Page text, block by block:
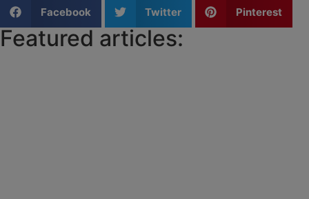
Facebook Twitter Pinterest
Featured articles: